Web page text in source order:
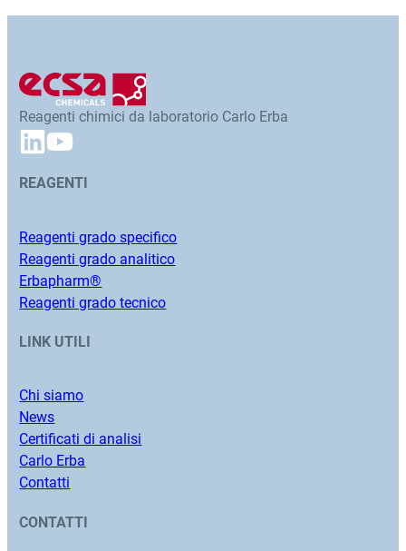
Reagenti chimici da laboratorio Carlo Erba
REAGENTI
Reagenti grado specifico
Reagenti grado analitico
Erbapharm®
Reagenti grado tecnico
LINK UTILI
Chi siamo
News
Certificati di analisi
Carlo Erba
Contatti
CONTATTI